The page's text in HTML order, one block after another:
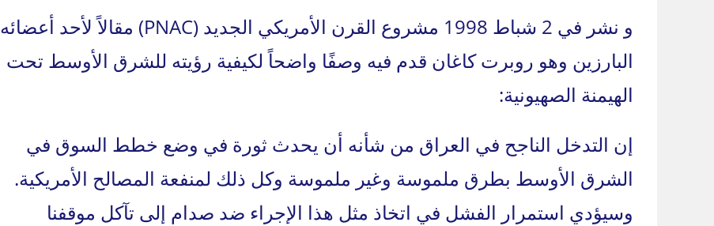
و نشر في 2 شباط 1998 مشروع القرن الأمريكي الجديد (PNAC) مقالاً لأحد أعضائه
البارزين وهو روبرت كاغان قدم فيه وصفًا واضحاً لكيفية رؤيته للشرق الأوسط تحت
الهيمنة الصهيونية:
إن التدخل الناجح في العراق من شأنه أن يحدث ثورة في وضع خطط السوق في
الشرق الأوسط بطرق ملموسة وغير ملموسة وكل ذلك لمنفعة المصالح الأمريكية.
وسيؤدي استمرار الفشل في اتخاذ مثل هذا الإجراء ضد صدام إلى تآكل موقفنا